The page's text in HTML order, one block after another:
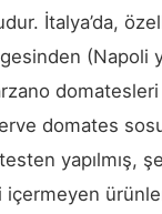
İtalya’da,
(Napoli
domates
yapılmış,
içermeyen